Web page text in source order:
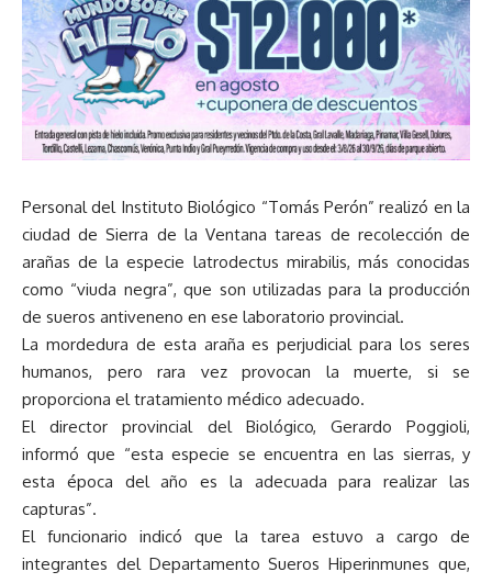
Personal del Instituto Biológico “Tomás Perón” realizó en la
ciudad de Sierra de la Ventana tareas de recolección de
arañas de la especie latrodectus mirabilis, más conocidas
como “viuda negra”, que son utilizadas para la producción
de sueros antiveneno en ese laboratorio provincial.
La mordedura de esta araña es perjudicial para los seres
humanos, pero rara vez provocan la muerte, si se
proporciona el tratamiento médico adecuado.
El director provincial del Biológico, Gerardo Poggioli,
informó que “esta especie se encuentra en las sierras, y
esta época del año es la adecuada para realizar las
capturas”.
El funcionario indicó que la tarea estuvo a cargo de
integrantes del Departamento Sueros Hiperinmunes que,